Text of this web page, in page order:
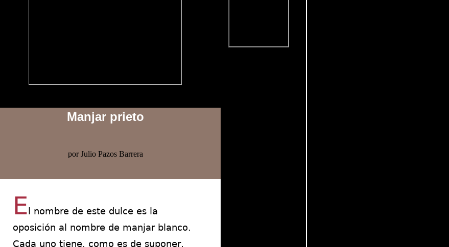
Manjar prieto
por Julio Pazos Barrera
E l nombre de este dulce es la
oposición al nombre de manjar blanco.
Cada uno tiene, como es de suponer,